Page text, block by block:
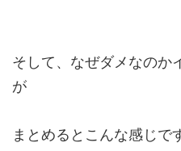
そして、なぜダメなのか
が
まとめるとこんな感じで